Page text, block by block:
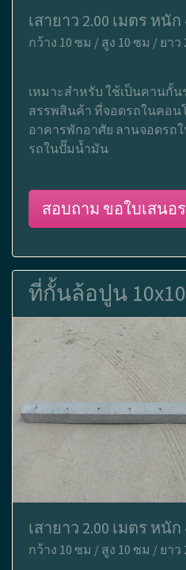
เสายาว 2.00 เมตร หนัก
กว้าง 10 ซม / สูง 10 ซม / ยาว
เหมาะสำหรับ ใช้เป็นคานกั้
สรรพสินค้า ที่จอดรถในคอน
อาคารพักอาศัย ลานจอดรถ
รถในปั๊มน้ำมัน
สอบถาม ขอใบเสนอ
ที่กั้นล้อปูน 10x10
เสายาว 2.00 เมตร หนัก
กว้าง 10 ซม / สูง 10 ซม / ยาว